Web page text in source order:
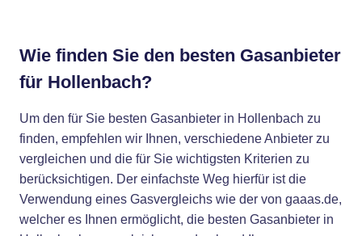
Wie finden Sie den besten Gasanbieter
für Hollenbach?
Um den für Sie besten Gasanbieter in Hollenbach zu
finden, empfehlen wir Ihnen, verschiedene Anbieter zu
vergleichen und die für Sie wichtigsten Kriterien zu
berücksichtigen. Der einfachste Weg hierfür ist die
Verwendung eines Gasvergleichs wie der von gaaas.de,
welcher es Ihnen ermöglicht, die besten Gasanbieter in